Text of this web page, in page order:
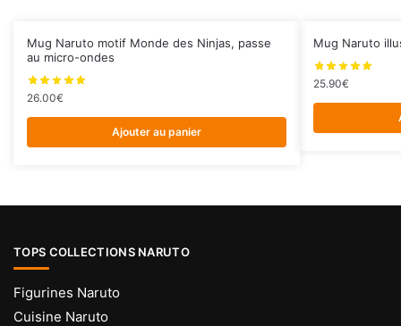
Mug Naruto motif Monde des Ninjas, passe
au micro-ondes
26.00€
Ajouter au panier
Mug Naruto
25.90€
TOPS COLLECTIONS NARUTO
Figurines Naruto
Cuisine Naruto